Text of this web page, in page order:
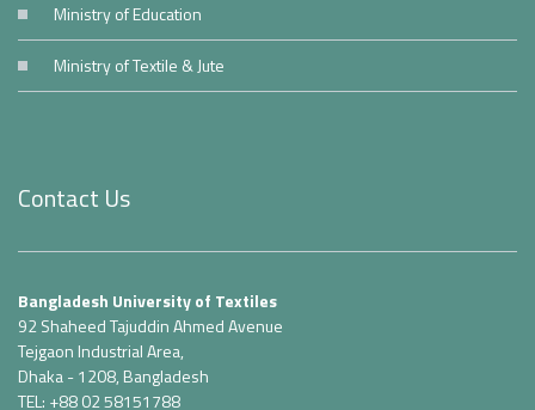
Ministry of Education
Ministry of Textile & Jute
Contact Us
Bangladesh University of Textiles
92 Shaheed Tajuddin Ahmed Avenue
Tejgaon Industrial Area,
Dhaka - 1208, Bangladesh
TEL: +88 02 58151788